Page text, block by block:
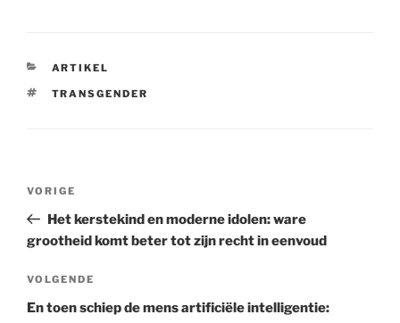
CATEGORIEËN
ARTIKEL
TAGS
TRANSGENDER
Vorig
bericht
VORIGE
Het kerstekind en moderne idolen: ware
grootheid komt beter tot zijn recht in eenvoud
Volgend
bericht
VOLGENDE
En toen schiep de mens artificiële intelligentie: